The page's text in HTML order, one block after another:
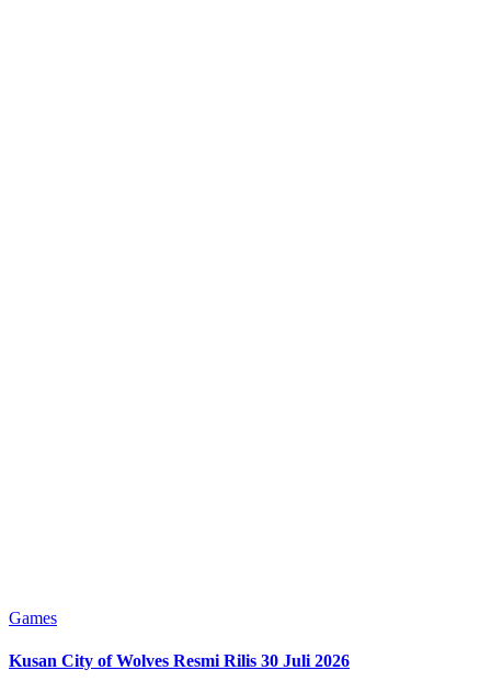
Posted
Games
Kusan City of Wolves Resmi Rilis 30 Juli 2026